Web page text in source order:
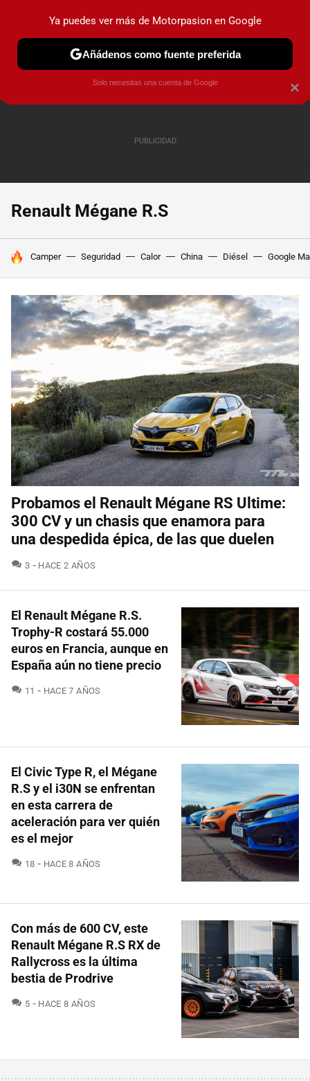
PRUEBAS COCHES ELÉCTRICOS OBSERVATORIO
Renault Mégane R.S
HOY SE HABLA DE
Camper Seguridad Calor China Diésel Google
Probamos el Renault Mégane RS Ultime:
300 CV y un chasis que enamora para
una despedida épica, de las que duelen
3 COMENTARIOS
HACE 2 AÑOS
El Renault Mégane R.S.
Trophy-R costará 55.000
euros en Francia, aunque en
España aún no tiene precio
11 COMENTARIOS
HACE 7 AÑOS
El Civic Type R, el Mégane
R.S y el i30N se enfrentan
en esta carrera de
aceleración para ver quién
es el mejor
18 COMENTARIOS
HACE 8 AÑOS
Con más de 600 CV, este
Renault Mégane R.S RX de
Rallycross es la última
bestia de Prodrive
5 COMENTARIOS
HACE 8 AÑOS
×
Ya puedes ver más de Motorpasion en Google
Añádenos como fuente preferida
Solo necesitas una cuenta de Google